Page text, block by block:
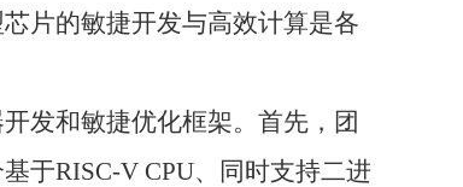
片的敏捷开发与高效计算是各
发和敏捷优化框架。首先，团
于RISC-V CPU、同时支持二进